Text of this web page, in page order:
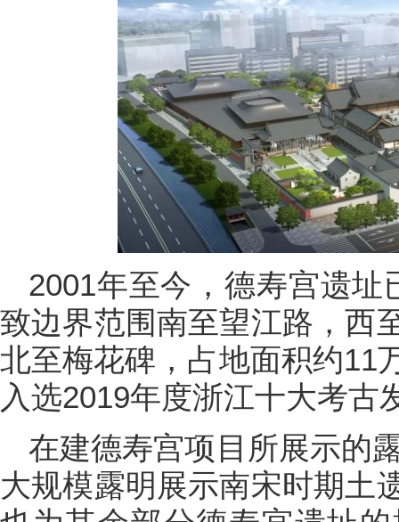
2001年至今，德寿宫遗
致边界范围南至望江路，西
北至梅花碑，占地面积约11
入选2019年度浙江十大考古
在建德寿宫项目所展示的
大规模露明展示南宋时期土